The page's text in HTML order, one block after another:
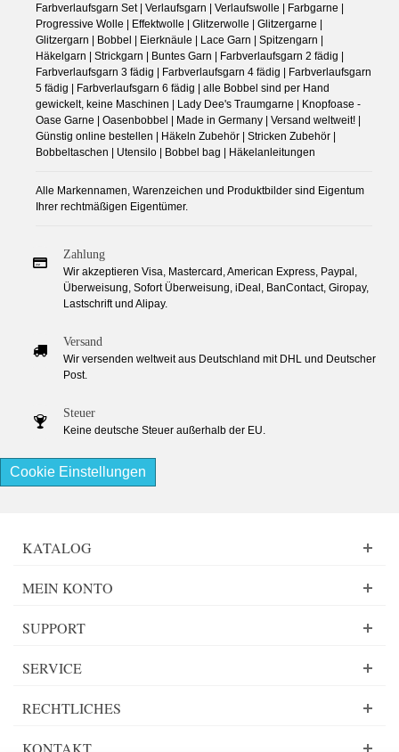
Farbverlaufsgarn Set | Verlaufsgarn | Verlaufswolle | Farbgarne |
Progressive Wolle | Effektwolle | Glitzerwolle | Glitzergarne |
Glitzergarn | Bobbel | Eierknäule | Lace Garn | Spitzengarn |
Häkelgarn | Strickgarn | Buntes Garn | Farbverlaufsgarn 2 fädig |
Farbverlaufsgarn 3 fädig | Farbverlaufsgarn 4 fädig | Farbverlaufsgarn
5 fädig | Farbverlaufsgarn 6 fädig | alle Bobbel sind per Hand
gewickelt, keine Maschinen | Lady Dee's Traumgarne | Knopfoase -
Oase Garne | Oasenbobbel | Made in Germany | Versand weltweit! |
Günstig online bestellen | Häkeln Zubehör | Stricken Zubehör |
Bobbeltaschen | Utensilo | Bobbel bag | Häkelanleitungen
Alle Markennamen, Warenzeichen und Produktbilder sind Eigentum
Ihrer rechtmäßigen Eigentümer.
Zahlung
Wir akzeptieren Visa, Mastercard, American Express, Paypal,
Überweisung, Sofort Überweisung, iDeal, BanContact, Giropay,
Lastschrift und Alipay.
Versand
Wir versenden weltweit aus Deutschland mit DHL und Deutscher
Post.
Steuer
Keine deutsche Steuer außerhalb der EU.
Cookie Einstellungen
KATALOG
MEIN KONTO
SUPPORT
SERVICE
RECHTLICHES